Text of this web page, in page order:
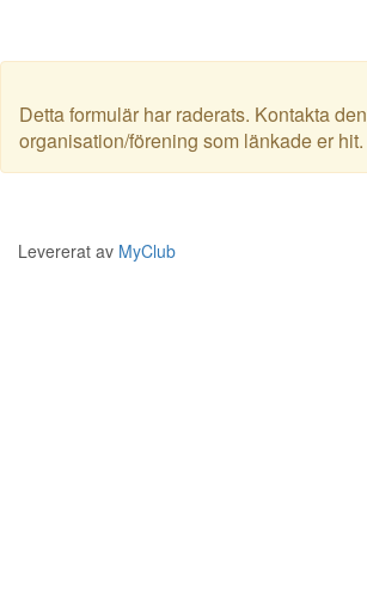
Detta formulär har raderats. Kontakta den
organisation/förening som länkade er hit.
Levererat av MyClub